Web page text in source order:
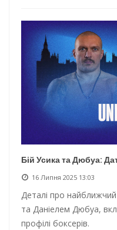
Бій Усика та Дюбуа:
16 Липня 2025 13:03
Деталі про
та Даніелем Дюбуа,
профілі боксерів.